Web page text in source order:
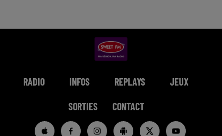
RADIO INFOS REPLAYS JEUX
SORTIES CONTACT